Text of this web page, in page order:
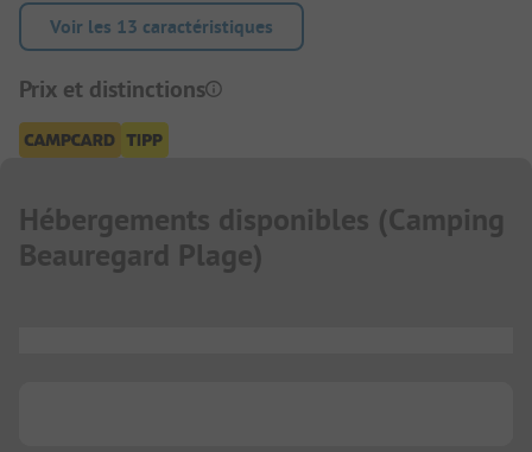
Voir les 13 caractéristiques
Prix et distinctions
Hébergements disponibles (Camping
Beauregard Plage)